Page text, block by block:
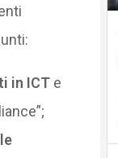
in ICTe